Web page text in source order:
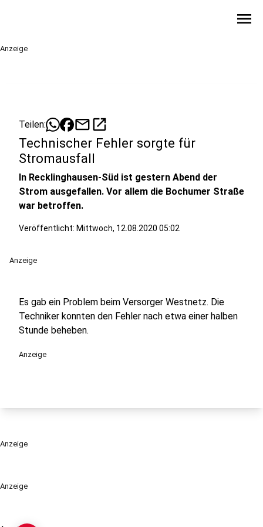
menu
Anzeige
Anzeige
Teilen: mailopen_in_new
Technischer Fehler sorgte für
Stromausfall
In Recklinghausen-Süd ist gestern Abend der
Strom ausgefallen. Vor allem die Bochumer Straße
war betroffen.
Veröffentlicht: Mittwoch, 12.08.2020 05:02
Anzeige
Es gab ein Problem beim Versorger Westnetz. Die
Techniker konnten den Fehler nach etwa einer halben
Stunde beheben.
Anzeige
Anzeige